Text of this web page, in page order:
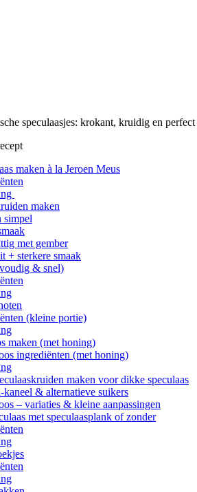
speculaasjes: krokant, kruidig en
maken à la Jeroen Meus
maken
simpel
met gember
+ sterkere smaak
& snel)
(kleine portie)
maken (met honing)
ingrediënten (met honing)
maken voor dikke speculaas
kaneel & alternatieve suikers
– variaties & kleine aanpassingen
met speculaasplank of zonder